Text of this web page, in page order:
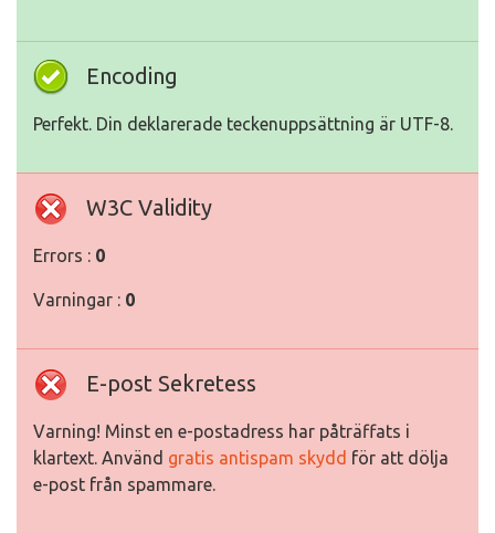
Encoding
Perfekt. Din deklarerade teckenuppsättning är UTF-8.
W3C Validity
Errors : 0
Varningar : 0
E-post Sekretess
Varning! Minst en e-postadress har påträffats i
klartext. Använd gratis antispam skydd för att dölja
e-post från spammare.